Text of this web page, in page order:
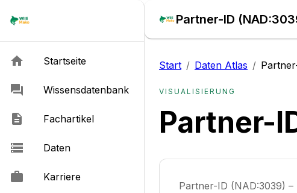
Partner-ID
Startseite
Wissensdatenbank
Fachartikel
Daten
Karriere
Start / Daten Atlas /
VISUALISIERUNG
Partner-
Partner-ID (NAD:3039) –